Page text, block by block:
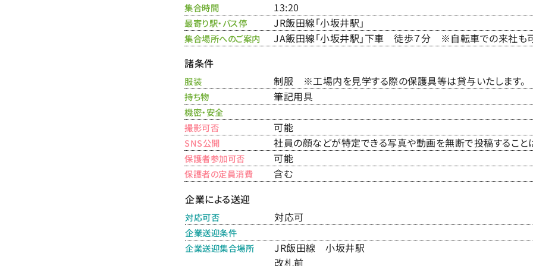
集合時間 13:20
最寄り駅・バス停 JR飯田線「小坂井駅」
集合場所へのご案内
JA飯田線「小坂井駅」下車 徒歩７分 ※自転車での来社も
諸条件
服装 制服 ※工場内を見学する際の保護具等は貸与いたします。
持ち物 筆記用具
機密・安全
撮影可否
可能
SNS公開 社員の顔などが特定できる写真や動画を無断で投稿すること
保護者参加可否 可能
保護者の定員消費
含む
企業による送迎
対応可否 対応可
企業送迎条件
企業送迎集合場所
JR飯田線 小坂井駅
改札前